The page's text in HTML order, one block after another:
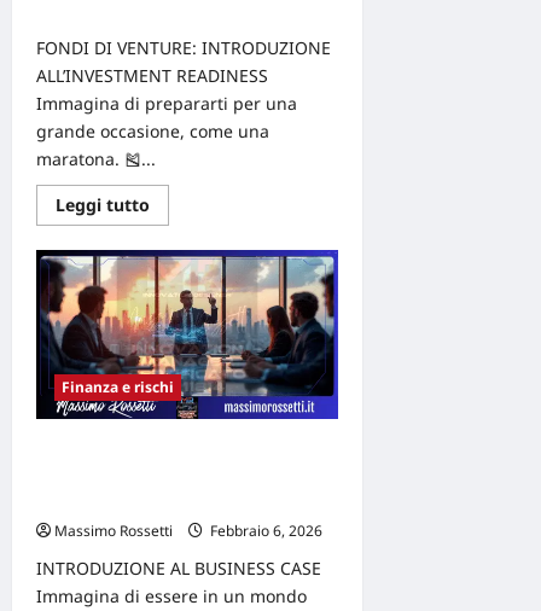
FONDI DI VENTURE: INTRODUZIONE
ALL’INVESTMENT READINESS
Immagina di prepararti per una
grande occasione, come una
maratona. 🎽...
Leggi tutto
di
su
10
Strategie
Per
Preparare
La
Tua
Azienda
Ai
Fondi
Di
Finanza e rischi
Massimo Rossetti
Febbraio 6, 2026
INTRODUZIONE AL BUSINESS CASE
Immagina di essere in un mondo